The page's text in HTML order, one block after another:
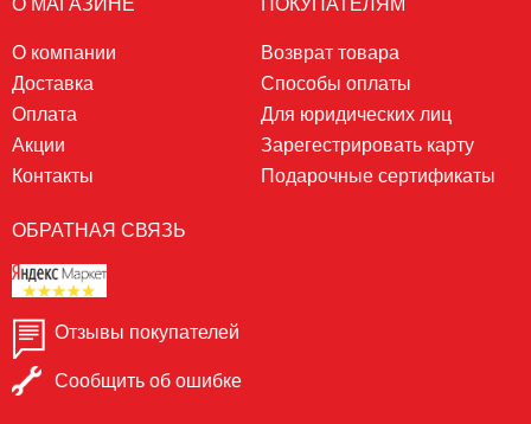
О компании
Доставка
Оплата
Акции
Контакты
Возврат товара
Способы оплаты
Для юридических лиц
Зарегестрировать карту
Подарочные сертификаты
ОБРАТНАЯ СВЯЗЬ
Отзывы покупателей
Сообщить об ошибке